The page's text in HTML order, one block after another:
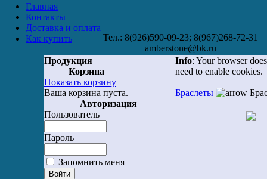
Главная
Контакты
Доставка и оплата
Как купить
Тел.: 8(926)590-09-23; 8(967)268-72-31
amberstone@bk.ru
Продукция
Корзина
Показать корзину
Ваша корзина пуста.
Авторизация
Пользователь
Пароль
Запомнить меня
Info: Your browser
need to enable cookies.
Браслеты